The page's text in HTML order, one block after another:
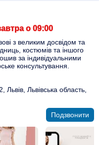
о 09:00
з великим досвідом та
костюмів та іншого
за індивідуальними
консультування.
Львівська область,
Подзвонити